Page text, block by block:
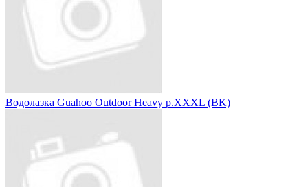
Водолазка Guahoo Outdoor Heavy р.XXXL (BK)